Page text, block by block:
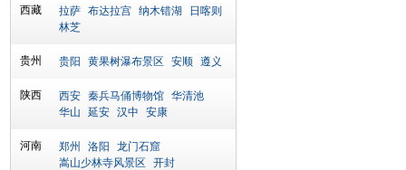
西藏 拉萨 布达拉宫 纳木错湖
日喀则
林芝
贵州 贵阳 黄果树瀑布景区 安顺 遵义
陕西 西安 秦兵马俑博物馆 华清池
华山
延安 汉中 安康
河南 郑州 洛阳
龙门石窟
嵩山少林寺风景区
开封